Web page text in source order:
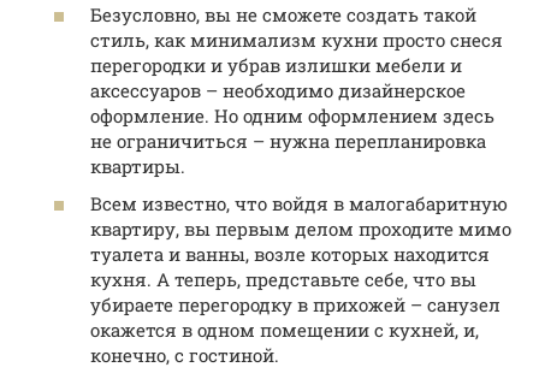
Безусловно, вы не сможете создать такой
стиль, как минимализм кухни просто снеся
перегородки и убрав излишки мебели и
аксессуаров – необходимо дизайнерское
оформление. Но одним оформлением здесь
не ограничиться – нужна перепланировка
квартиры.
Всем известно, что войдя в малогабаритную
квартиру, вы первым делом проходите мимо
туалета и ванны, возле которых находится
кухня. А теперь, представьте себе, что вы
убираете перегородку в прихожей – санузел
окажется в одном помещении с кухней, и,
конечно, с гостиной.